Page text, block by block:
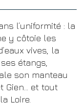
l’uniformité : la
y côtoie les
vives, la
étangs,
son manteau
Gien… et tout
Loire.